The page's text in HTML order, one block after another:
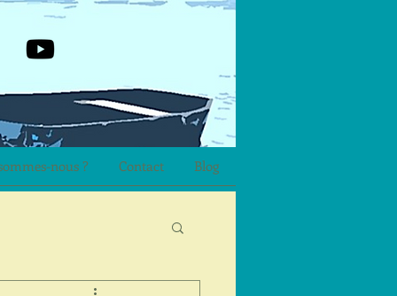
nous ? Contact Blog